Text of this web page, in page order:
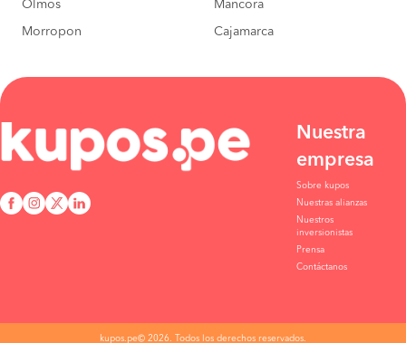
Olmos Mancora
Morropon Cajamarca
Nuestra
empresa
Sobre kupos
Nuestras alianzas
Nuestros
inversionistas
Prensa
Contáctanos
kupos.pe© 2026. Todos los derechos reservados.